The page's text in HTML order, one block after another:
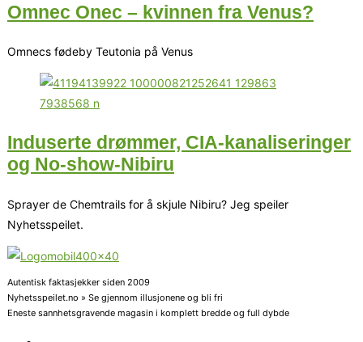
Omnec Onec – kvinnen fra Venus?
Omnecs fødeby Teutonia på Venus
Induserte drømmer, CIA-kanaliseringer
og No-show-Nibiru
Sprayer de Chemtrails for å skjule Nibiru? Jeg speiler
Nyhetsspeilet.
Autentisk faktasjekker siden 2009
Nyhetsspeilet.no » Se gjennom illusjonene og bli fri
Eneste sannhetsgravende magasin i komplett bredde og full dybde